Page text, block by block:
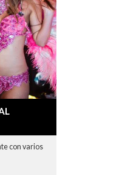
con varios